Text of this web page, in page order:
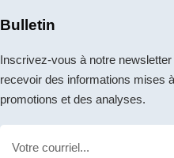
Bulletin
Inscrivez-vous à notre newsletter
recevoir des informations mises
promotions et des analyses.